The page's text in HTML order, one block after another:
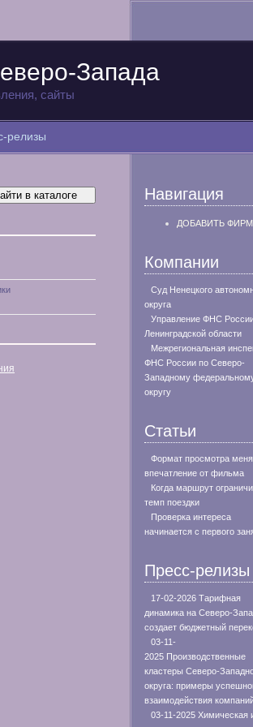
Запада
сайты
релизы
Навигация
ДОБАВИТЬ
Компании
Суд Ненецкого
округа
Управление ФНС
Ленинградской области
Межрегиональная
ФНС России по Северо-
Западному
округу
Статьи
Формат просмотра
впечатление от фильма
Когда маршрут
темп поездки
Проверка интереса
начинается с первого
Пресс-релизы
17-02-2026 Тарифная
динамика на Северо-
создает бюджетный
03-11-
2025 Производственные
кластеры Северо-
округа: примеры
взаимодействия
03-11-2025 Химическая